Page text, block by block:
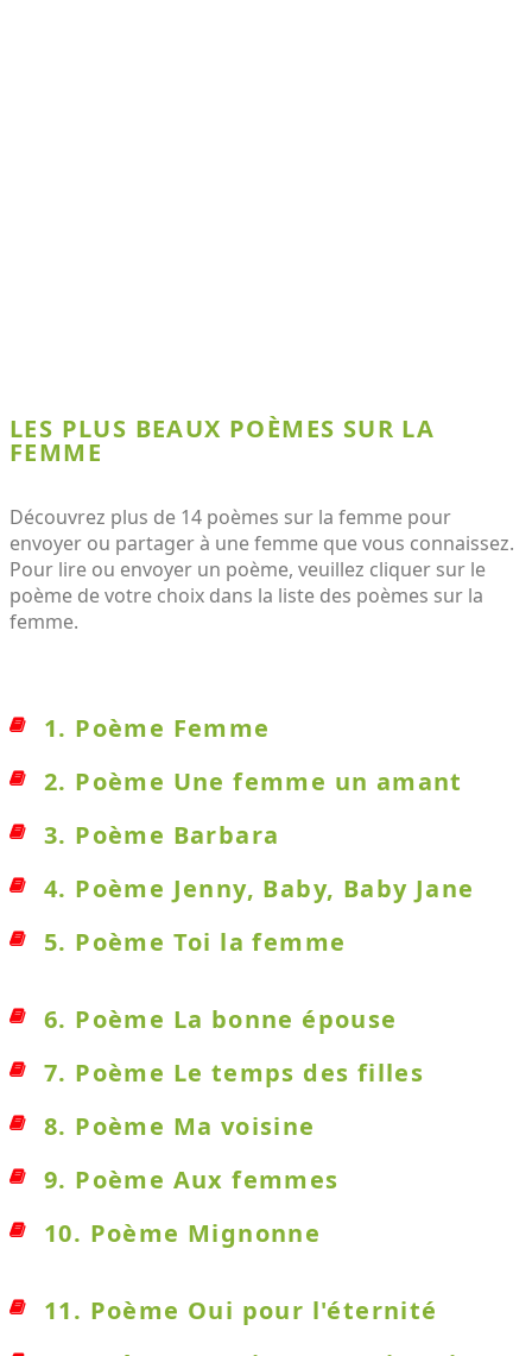
LES PLUS BEAUX POÈMES SUR LA
FEMME
Découvrez plus de 14 poèmes sur la femme pour
envoyer ou partager à une femme que vous connaissez.
Pour lire ou envoyer un poème, veuillez cliquer sur le
poème de votre choix dans la liste des poèmes sur la
femme.
1. Poème Femme
2. Poème Une femme un amant
3. Poème Barbara
4. Poème Jenny, Baby, Baby Jane
5. Poème Toi la femme
6. Poème La bonne épouse
7. Poème Le temps des filles
8. Poème Ma voisine
9. Poème Aux femmes
10. Poème Mignonne
11. Poème Oui pour l'éternité